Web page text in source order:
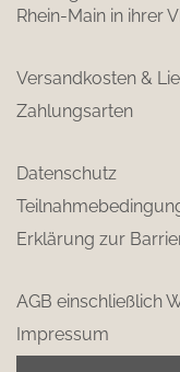
Rhein-Main in ihrer
Versandkosten &
Zahlungsarten
Datenschutz
Erklärung zur
AGB einschließlich
Impressum